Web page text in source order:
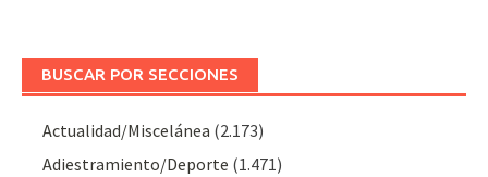
BUSCAR POR SECCIONES
Actualidad/Miscelánea (2.173)
Adiestramiento/Deporte (1.471)